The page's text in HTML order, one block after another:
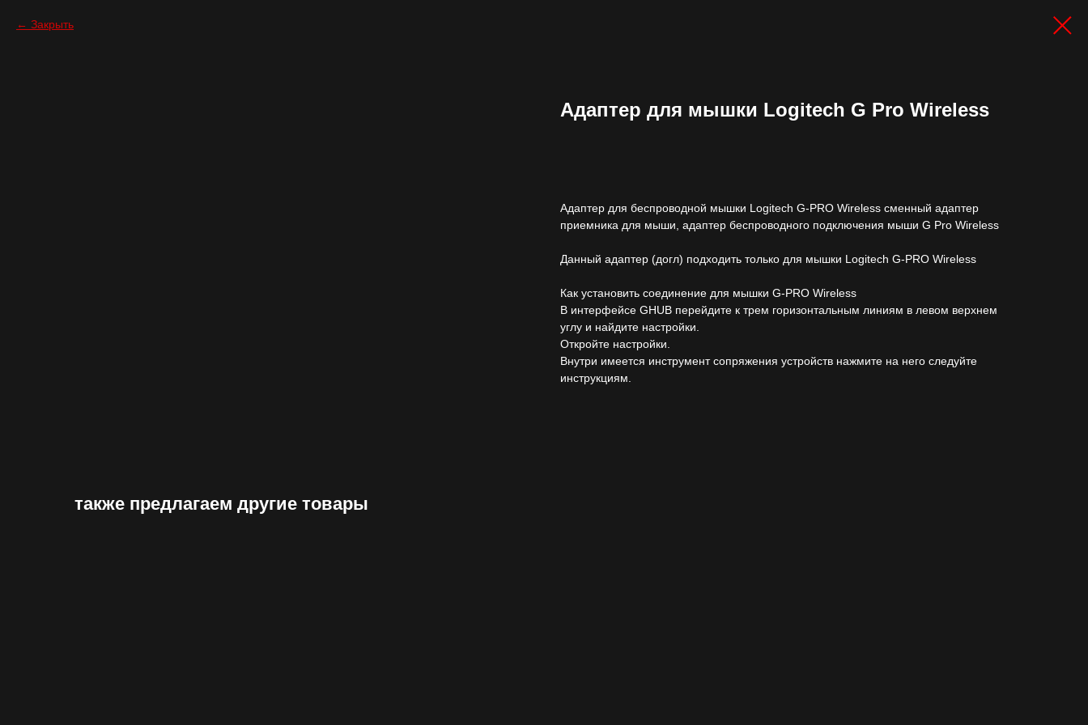
Закрыть
Адаптер для мышки Logitech G Pro Wireless
Адаптер для беспроводной мышки Logitech G-PRO Wireless сменный адаптер
приемника для мыши, адаптер беспроводного подключения мыши G Pro Wireless
Данный адаптер (догл) подходить только для мышки Logitech G-PRO Wireless
Как установить соединение для мышки G-PRO Wireless
В интерфейсе GHUB перейдите к трем горизонтальным линиям в левом верхнем
углу и найдите настройки.
Откройте настройки.
Внутри имеется инструмент сопряжения устройств нажмите на него следуйте
инструкциям.
также предлагаем другие товары